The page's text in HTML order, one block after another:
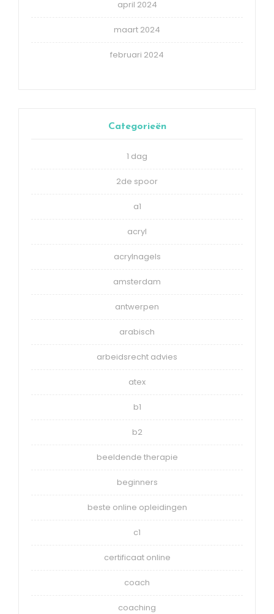
april 2024
maart 2024
februari 2024
Categorieën
1 dag
2de spoor
a1
acryl
acrylnagels
amsterdam
antwerpen
arabisch
arbeidsrecht advies
atex
b1
b2
beeldende therapie
beginners
beste online opleidingen
c1
certificaat online
coach
coaching